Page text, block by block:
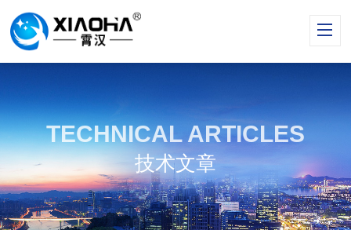
TECHNICAL ARTICLES
技术文章